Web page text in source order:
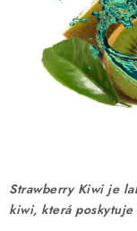
BATERIE A
GRIPY & MODY
PŘÍSLUŠENSTVÍ
Strawberry Kiwi je
kiwi, která